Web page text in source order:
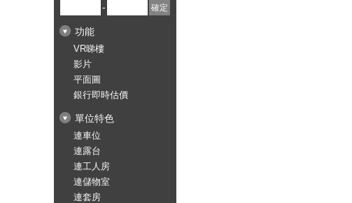
-
功能
VR睇樓
影片
平面圖
銀行即時估價
單位特色
連車位
連露台
連工人房
連儲物室
連套房